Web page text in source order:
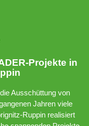
Projekte in
Ausschüttung von
Jahren viele
Ruppin realisiert